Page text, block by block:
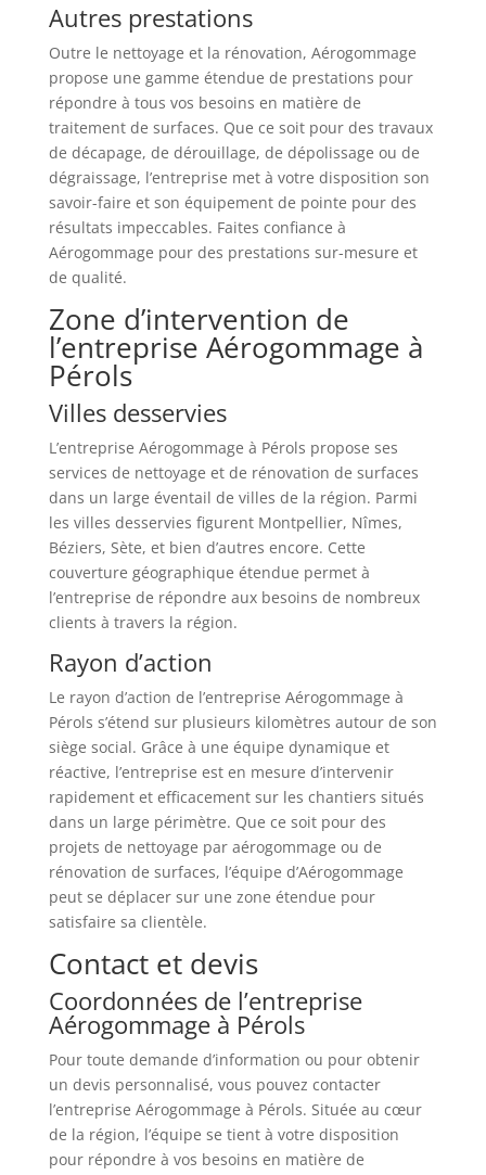
Autres prestations
Outre le nettoyage et la rénovation, Aérogommage
propose une gamme étendue de prestations pour
répondre à tous vos besoins en matière de
traitement de surfaces. Que ce soit pour des travaux
de décapage, de dérouillage, de dépolissage ou de
dégraissage, l’entreprise met à votre disposition son
savoir-faire et son équipement de pointe pour des
résultats impeccables. Faites confiance à
Aérogommage pour des prestations sur-mesure et
de qualité.
Zone d’intervention de
l’entreprise Aérogommage à
Pérols
Villes desservies
L’entreprise Aérogommage à Pérols propose ses
services de nettoyage et de rénovation de surfaces
dans un large éventail de villes de la région. Parmi
les villes desservies figurent Montpellier, Nîmes,
Béziers, Sète, et bien d’autres encore. Cette
couverture géographique étendue permet à
l’entreprise de répondre aux besoins de nombreux
clients à travers la région.
Rayon d’action
Le rayon d’action de l’entreprise Aérogommage à
Pérols s’étend sur plusieurs kilomètres autour de son
siège social. Grâce à une équipe dynamique et
réactive, l’entreprise est en mesure d’intervenir
rapidement et efficacement sur les chantiers situés
dans un large périmètre. Que ce soit pour des
projets de nettoyage par aérogommage ou de
rénovation de surfaces, l’équipe d’Aérogommage
peut se déplacer sur une zone étendue pour
satisfaire sa clientèle.
Contact et devis
Coordonnées de l’entreprise
Aérogommage à Pérols
Pour toute demande d’information ou pour obtenir
un devis personnalisé, vous pouvez contacter
l’entreprise Aérogommage à Pérols. Située au cœur
de la région, l’équipe se tient à votre disposition
pour répondre à vos besoins en matière de